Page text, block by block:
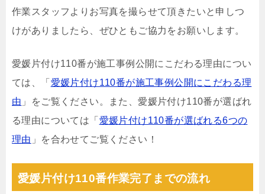
作業スタッフよりお写真を撮らせて頂きたいと申しつ
けがありましたら、ぜひともご協力をお願いします。
愛媛片付け110番が施工事例公開にこだわる理由につい
ては、「 愛媛片付け110番が施工事例公開にこだわる理
由 」をご覧ください。また、愛媛片付け110番が選ばれ
る理由については「 愛媛片付け110番が選ばれる6つの
理由 」を合わせてご覧ください！
愛媛片付け110番作業完了までの流れ